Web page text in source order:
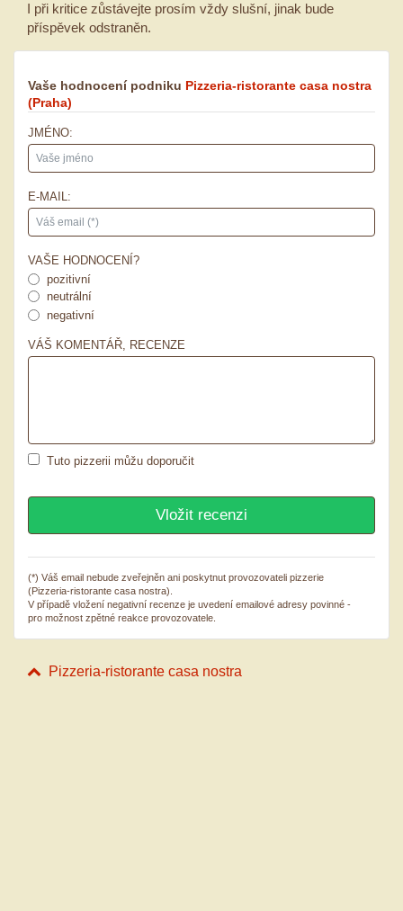
I při kritice zůstávejte prosím vždy slušní, jinak bude
příspěvek odstraněn.
Vaše hodnocení podniku Pizzeria-ristorante casa nostra
(Praha)
JMÉNO:
E-MAIL:
VAŠE HODNOCENÍ?
pozitivní
neutrální
negativní
VÁŠ KOMENTÁŘ, RECENZE
Tuto pizzerii můžu doporučit
(*) Váš email nebude zveřejněn ani poskytnut provozovateli pizzerie
(Pizzeria-ristorante casa nostra).
V případě vložení negativní recenze je uvedení emailové adresy povinné -
pro možnost zpětné reakce provozovatele.
Pizzeria-ristorante casa nostra